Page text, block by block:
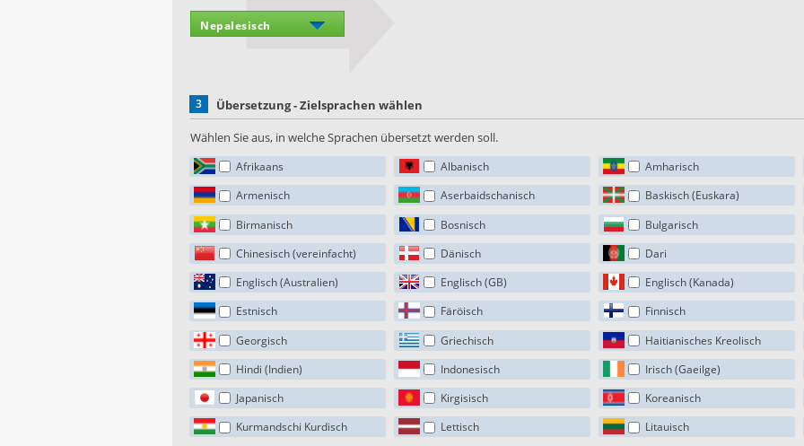
3
Übersetzung - Zielsprachen wählen
Wählen Sie aus, in welche Sprachen übersetzt werden soll.
Afrikaans Albanisch
Amharisch
Armenisch
Aserbaidschanisch
Baskisch (Euskara)
Birmanisch
Bosnisch
Bulgarisch
Chinesisch (vereinfacht)
Dänisch
Dari
Englisch (Australien)
Englisch (GB)
Englisch (Kanada)
Estnisch
Färöisch
Finnisch
Georgisch
Griechisch
Haitianisches Kreolisch
Hindi (Indien)
Indonesisch
Irisch (Gaeilge)
Japanisch
Kirgisisch
Koreanisch
Kurmandschi Kurdisch
Lettisch
Litauisch